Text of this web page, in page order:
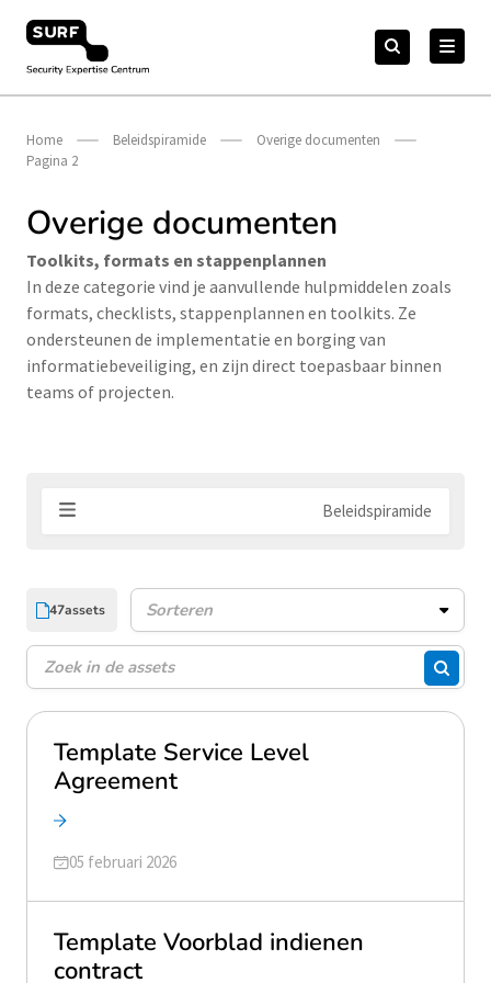
naar
content
Security Expertise Centrum – by SURF
Zoeken
naar:Zoeken
Home Beleidspiramide
Overige documenten
Pagina 2
Overige documenten
Toolkits, formats en stappenplannen
In deze categorie vind je aanvullende hulpmiddelen zoals
formats, checklists, stappenplannen en toolkits. Ze
ondersteunen de implementatie en borging van
informatiebeveiliging, en zijn direct toepasbaar binnen
teams of projecten.
Beleidspiramide
47assets
Assets sorteren
Zoeken
Template Service Level
Agreement
Geüpdatet op
05 februari 2026
Template Voorblad indienen
contract